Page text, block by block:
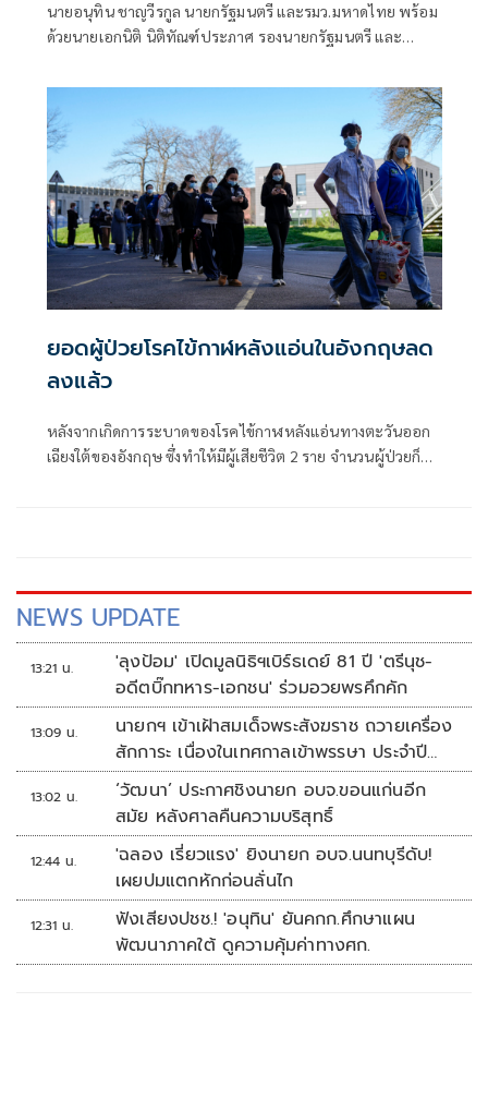
นายอนุทิน ชาญวีรกูล นายกรัฐมนตรี และรมว.มหาดไทย พร้อม
ด้วยนายเอกนิติ นิติทัณฑ์ประภาศ รองนายกรัฐมนตรี และ
ประทานข้าวต้มปลากิมโป้
ยอดผู้ป่วยโรคไข้กาฬหลังแอ่นในอังกฤษลด
ลงแล้ว
หลังจากเกิดการระบาดของโรคไข้กาฬหลังแอ่นทางตะวันออก
เฉียงใต้ของอังกฤษ ซึ่งทำให้มีผู้เสียชีวิต 2 ราย จำนวนผู้ป่วยก็
NEWS UPDATE
13:21 น.
'ลุงป้อม' เปิดมูลนิธิฯเบิร์ธเดย์ 81 ปี 'ตรีนุช-
อดีตบิ๊กทหาร-เอกชน' ร่วมอวยพรคึกคัก
13:09 น.
นายกฯ เข้าเฝ้าสมเด็จพระสังฆราช ถวายเครื่อง
สักการะ เนื่องในเทศกาลเข้าพรรษา ประจำปี
2569
13:02 น.
‘วัฒนา’ ประกาศชิงนายก อบจ.ขอนแก่นอีก
สมัย หลังศาลคืนความบริสุทธิ์
12:44 น.
'ฉลอง เรี่ยวแรง' ยิงนายก อบจ.นนทบุรีดับ!
เผยปมแตกหักก่อนลั่นไก
12:31 น.
ฟังเสียงปชช.! 'อนุทิน' ยันคกก.ศึกษาแผน
พัฒนาภาคใต้ ดูความคุ้มค่าทางศก.